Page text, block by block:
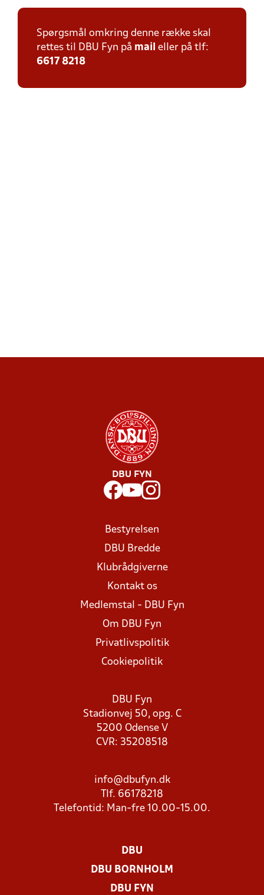
Spørgsmål omkring denne række skal
rettes til DBU Fyn på mail eller på tlf:
6617 8218
DBU FYN
Bestyrelsen
DBU Bredde
Klubrådgiverne
Kontakt os
Medlemstal - DBU Fyn
Om DBU Fyn
Privatlivspolitik
Cookiepolitik
DBU Fyn
Stadionvej 50, opg. C
5200 Odense V
CVR: 35208518
info@dbufyn.dk
Tlf. 66178218
Telefontid: Man-fre 10.00-15.00.
DBU
DBU BORNHOLM
DBU FYN